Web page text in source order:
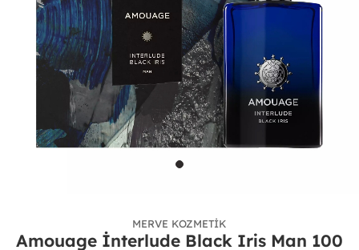
MERVE KOZMETIK
Amouage İnterlude Black Iris Man 100